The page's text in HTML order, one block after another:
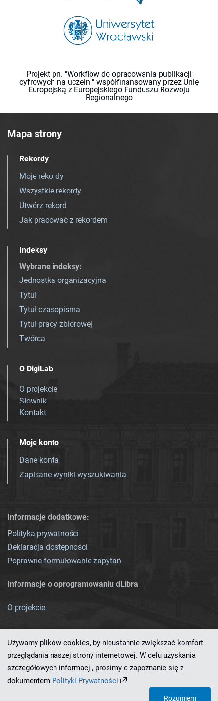
Projekt pn. "Workflow do opracowania publikacji
cyfrowych na uczelni" współfinansowany przez Unię
Europejską z Europejskiego Funduszu Rozwoju
Regionalnego
Mapa strony
Rekordy
Moje rekordy
Wszystkie rekordy
Utwórz rekord
Jak pracować z rekordem
Indeksy
Wybrane indeksy:
Jednostka organizacyjna
Tytuł
Tytuł czasopisma
Tytuł pracy zbiorowej
Twórca
O DigiLab
O projekcie
Słownik
Kontakt
Moje konto
Dane konta
Zapisane wyniki wyszukiwania
Informacje dodatkowe:
Polityka prywatności
Deklaracja dostępności
Poprawne formułowanie zapytań
Informacje o oprogramowaniu dLibra
O projekcie
Ten serwis działa dzięki oprogramowaniu
Używamy plików cookies, by nieustannie zwiększać komfort
przeglądania naszej strony internetowej. W celu uzyskania
szczegółowych informacji, prosimy o zapoznanie się z
dokumentem Polityki Prywatności
Rozumiem